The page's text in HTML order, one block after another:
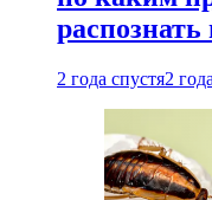
распознать
2 года спустя2